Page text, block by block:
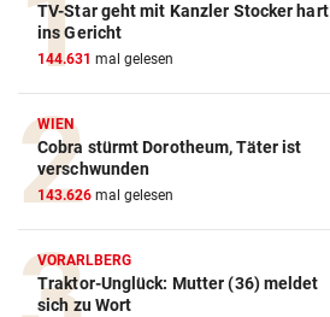
TV-Star geht mit Kanzler Stocker hart
ins Gericht
144.631 mal gelesen
WIEN
Cobra stürmt Dorotheum, Täter ist
verschwunden
143.626 mal gelesen
VORARLBERG
Traktor-Unglück: Mutter (36) meldet
sich zu Wort